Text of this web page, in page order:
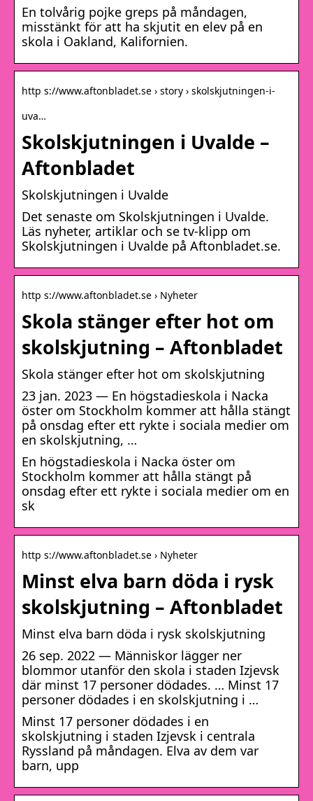
En tolvårig pojke greps på måndagen,
misstänkt för att ha skjutit en elev på en
skola i Oakland, Kalifornien.
http s://www.aftonbladet.se › story › skolskjutningen-i-
uva…
Skolskjutningen i ​Uvalde –
Aftonbladet
Skolskjutningen i ​Uvalde
Det senaste om Skolskjutningen i ​Uvalde.
Läs nyheter, artiklar och se tv-klipp om
Skolskjutningen i ​Uvalde på Aftonbladet.se.
http s://www.aftonbladet.se › Nyheter
Skola stänger efter hot om
skolskjutning – Aftonbladet
Skola stänger efter hot om skolskjutning
23 jan. 2023 — En högstadieskola i Nacka
öster om Stockholm kommer att hålla stängt
på onsdag efter ett rykte i sociala medier om
en skolskjutning, …
En högstadieskola i Nacka öster om
Stockholm kommer att hålla stängt på
onsdag efter ett rykte i sociala medier om en
sk
http s://www.aftonbladet.se › Nyheter
Minst elva barn döda i rysk
skolskjutning – Aftonbladet
Minst elva barn döda i rysk skolskjutning
26 sep. 2022 — Människor lägger ner
blommor utanför den skola i staden Izjevsk
där minst 17 personer dödades. … Minst 17
personer dödades i en skolskjutning i …
Minst 17 personer dödades i en
skolskjutning i staden Izjevsk i centrala
Ryssland på måndagen. Elva av dem var
barn, upp